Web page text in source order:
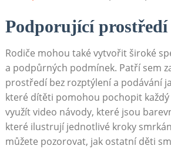
Podporující prostředí
Rodiče mohou také vytvořit široké
a podpůrných podmínek. Patří sem
prostředí bez rozptýlení a podávání
které dítěti pomohou pochopit každý
využít video návody, které jsou
které ilustrují jednotlivé kroky
můžete pozorovat, jak ostatní děti